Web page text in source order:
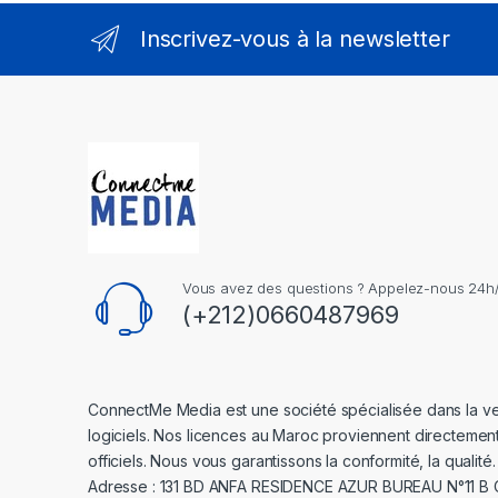
Inscrivez-vous à la newsletter
Vous avez des questions ? Appelez-nous
(+212)0660487969
ConnectMe Media est une société spécialisée dans la
logiciels. Nos licences au Maroc proviennent
officiels. Nous vous garantissons la conformité, la qualité.
Adresse : 131 BD ANFA RESIDENCE AZUR BUREAU N°11 B